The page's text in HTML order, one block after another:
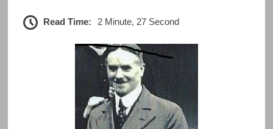
Read Time: 2 Minute, 27 Second